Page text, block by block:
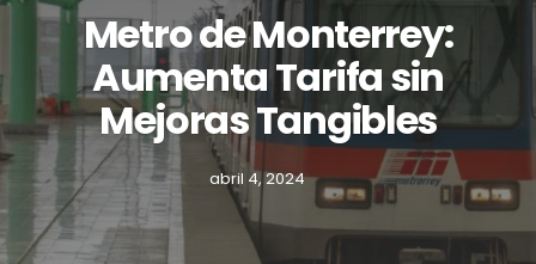
Metro de Monterrey:
Aumenta Tarifa sin
Mejoras Tangibles
abril 4, 2024